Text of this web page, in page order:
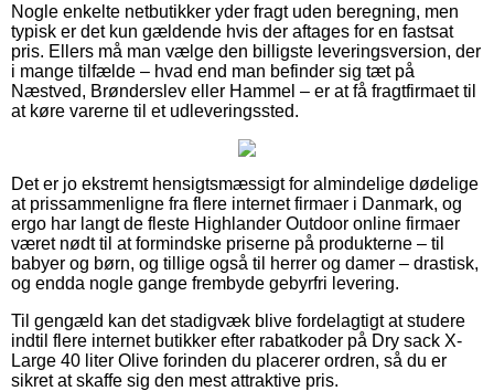
Nogle enkelte netbutikker yder fragt uden beregning, men
typisk er det kun gældende hvis der aftages for en fastsat
pris. Ellers må man vælge den billigste leveringsversion, der
i mange tilfælde – hvad end man befinder sig tæt på
Næstved, Brønderslev eller Hammel – er at få fragtfirmaet til
at køre varerne til et udleveringssted.
Det er jo ekstremt hensigtsmæssigt for almindelige dødelige
at prissammenligne fra flere internet firmaer i Danmark, og
ergo har langt de fleste Highlander Outdoor online firmaer
været nødt til at formindske priserne på produkterne – til
babyer og børn, og tillige også til herrer og damer – drastisk,
og endda nogle gange frembyde gebyrfri levering.
Til gengæld kan det stadigvæk blive fordelagtigt at studere
indtil flere internet butikker efter rabatkoder på Dry sack X-
Large 40 liter Olive forinden du placerer ordren, så du er
sikret at skaffe sig den mest attraktive pris.